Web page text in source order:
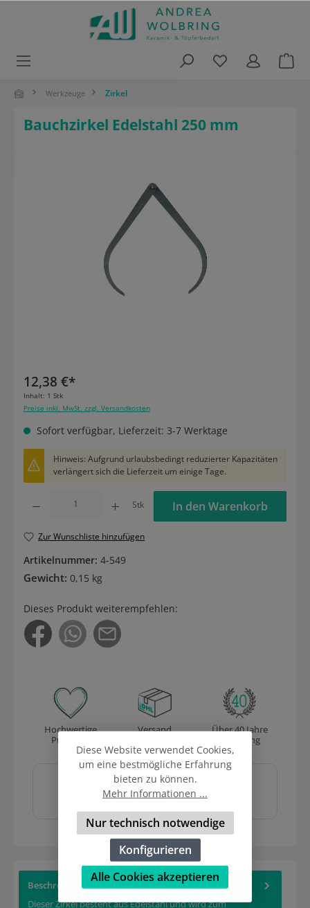
Werkzeuge Zirkel
Bauchzirkel Edelstahl 250 mm
12,38 €*
Inhalt: 1 Stk
Preise inkl. MwSt. zzgl. Versandkosten
Sofort verfügbar, Lieferzeit: 3-7 Werktage
Hinweis: Aufgrund urlaubsbedingt reduzierter Kapazitäten
verlängert sich die Lieferzeit um einige Tage.
Stk In den Warenkorb
Zur Wunschliste hinzufügen
Artikelnummer: 4-549
Gewicht: 0,15 kg
Dieses Produkt weiterempfehlen:
Hochwertige
Produkte
Versand
Über 40 Jahre
Erfahrung
Sicher und schnell
bezahlen mit
Beschreibung
Dieser Zirkel besteht aus Edelstahl und wird zum
Diese Website verwendet Cookies,
um eine bestmögliche Erfahrung
bieten zu können.
Mehr Informationen ...
Nur technisch notwendige
Konfigurieren
Alle Cookies akzeptieren